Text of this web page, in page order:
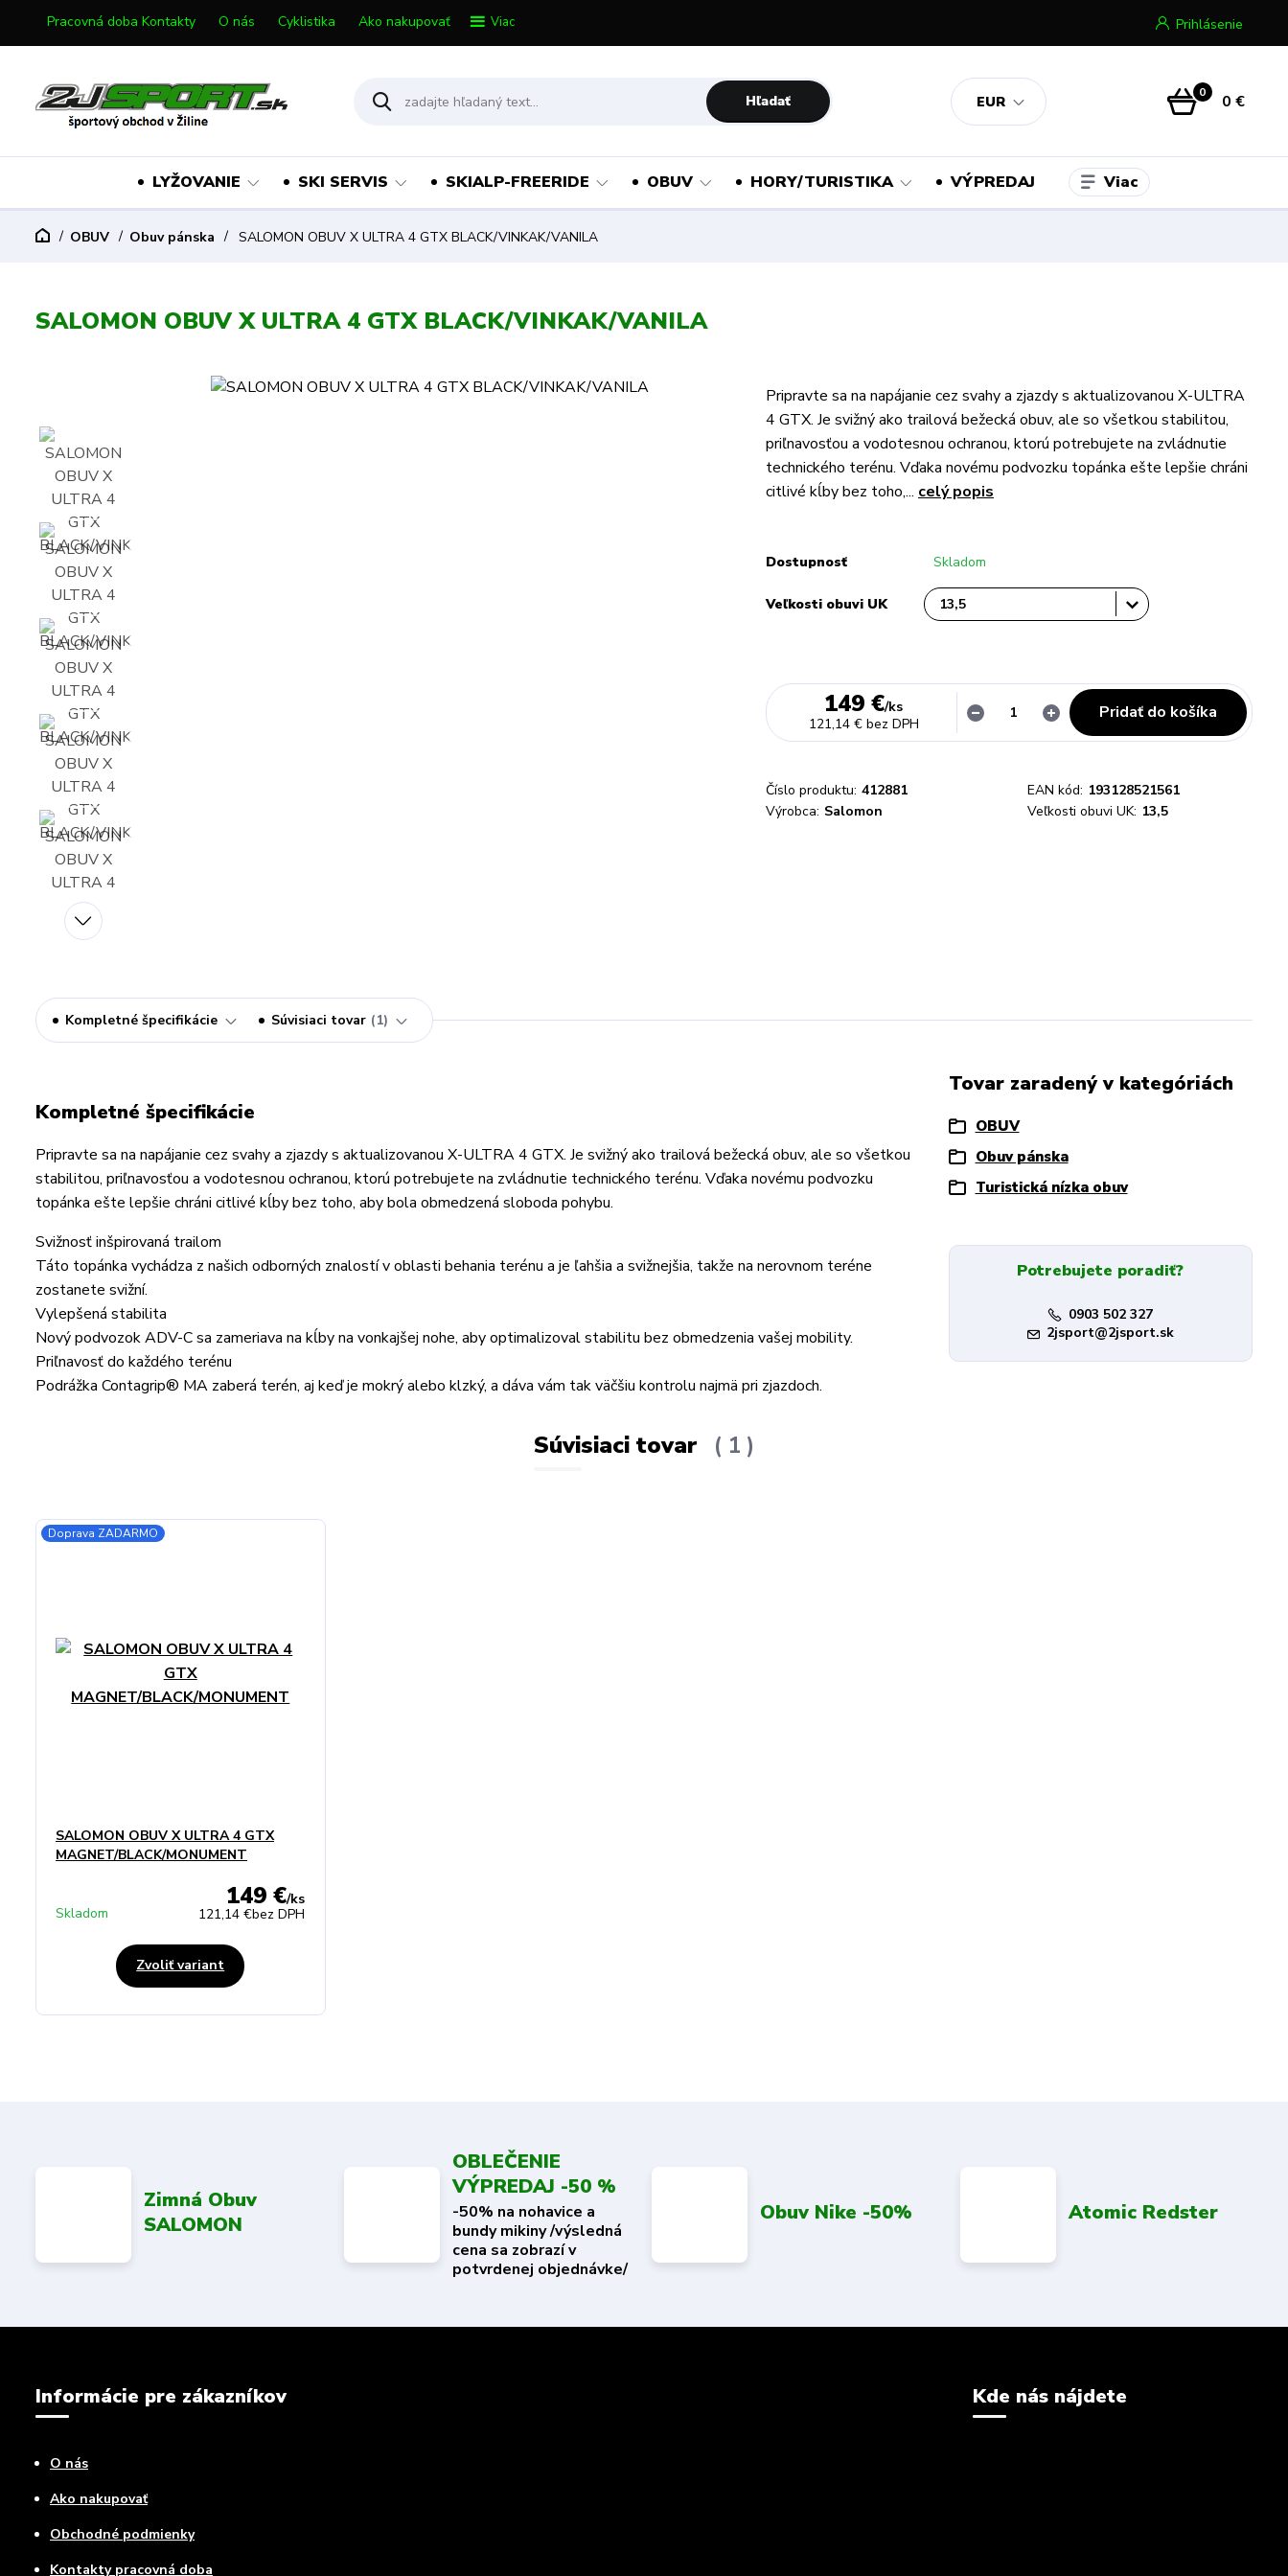
Pracovná doba Kontakty O nás Cyklistika Ako nakupovať Viac
EUR
Prihlásenie
Hľadať 0 0 €
LYŽOVANIE SKI SERVIS SKIALP-FREERIDE OBUV HORY/TURISTIKA VÝPREDAJ Viac
OBUV Obuv pánska SALOMON OBUV X ULTRA 4 GTX BLACK/VINKAK/VANILA
SALOMON OBUV X ULTRA 4 GTX BLACK/VINKAK/VANILA
Pripravte sa na napájanie cez svahy a zjazdy s aktualizovanou X-ULTRA
4 GTX. Je svižný ako trailová bežecká obuv, ale so všetkou stabilitou,
priľnavosťou a vodotesnou ochranou, ktorú potrebujete na zvládnutie
technického terénu. Vďaka novému podvozku topánka ešte lepšie chráni
citlivé kĺby bez toho,... celý popis
Dostupnosť Skladom
Veľkosti obuvi UK
149 €/ks
121,14 € bez DPH
Pridať do košíka
Číslo produktu: 412881 EAN kód: 193128521561
Výrobca: Salomon Veľkosti obuvi UK: 13,5
Kompletné špecifikácie Súvisiaci tovar 1
Kompletné špecifikácie
Pripravte sa na napájanie cez svahy a zjazdy s aktualizovanou X-ULTRA 4 GTX. Je svižný ako trailová bežecká obuv, ale so všetkou
stabilitou, priľnavosťou a vodotesnou ochranou, ktorú potrebujete na zvládnutie technického terénu. Vďaka novému podvozku
topánka ešte lepšie chráni citlivé kĺby bez toho, aby bola obmedzená sloboda pohybu.
Svižnosť inšpirovaná trailom
Táto topánka vychádza z našich odborných znalostí v oblasti behania terénu a je ľahšia a svižnejšia, takže na nerovnom teréne
zostanete svižní.
Vylepšená stabilita
Nový podvozok ADV-C sa zameriava na kĺby na vonkajšej nohe, aby optimalizoval stabilitu bez obmedzenia vašej mobility.
Priľnavosť do každého terénu
Podrážka Contagrip® MA zaberá terén, aj keď je mokrý alebo klzký, a dáva vám tak väčšiu kontrolu najmä pri zjazdoch.
Tovar zaradený v kategóriách
OBUV
Obuv pánska
Turistická nízka obuv
Potrebujete poradiť?
0903 502 327
2jsport@2jsport.sk
Súvisiaci tovar 1
Doprava ZADARMO
SALOMON OBUV X ULTRA 4 GTX
MAGNET/BLACK/MONUMENT
149 €/ks
121,14 €bez DPH
Skladom
Zvoliť variant
Zimná Obuv
SALOMON
OBLEČENIE
VÝPREDAJ -50 %
-50% na nohavice a
bundy mikiny /výsledná
cena sa zobrazí v
potvrdenej objednávke/
Obuv Nike -50% Atomic Redster
Informácie pre zákazníkov
O nás
Ako nakupovať
Obchodné podmienky
Kontakty pracovná doba
Kde nás nájdete